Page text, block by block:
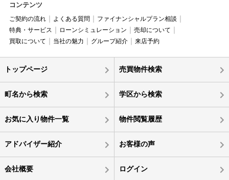
コンテンツ
ご契約の流れ よくある質問
ファイナンシャルプラン相談
特典・サービス
ローンシミュレーション
売却について
買取について
当社の魅力 グループ紹介 来店予約
トップページ 売買物件検索
町名から検索 学区から検索
お気に入り物件一覧 物件閲覧履歴
アドバイザー紹介 お客様の声
会社概要 ログイン